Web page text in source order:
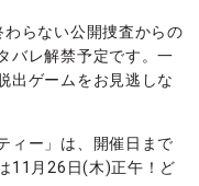
らない公開捜査からの
バレ解禁予定です。一
出ゲームをお見逃しな
ィー」は、開催日まで
11月26日(木)正午！ど